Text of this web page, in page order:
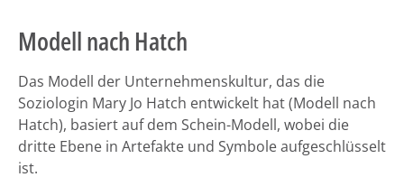
Modell nach Hatch
Das Modell der Unternehmenskultur, das die
Soziologin Mary Jo Hatch entwickelt hat (Modell nach
Hatch), basiert auf dem Schein-Modell, wobei die
dritte Ebene in Artefakte und Symbole aufgeschlüsselt
ist.